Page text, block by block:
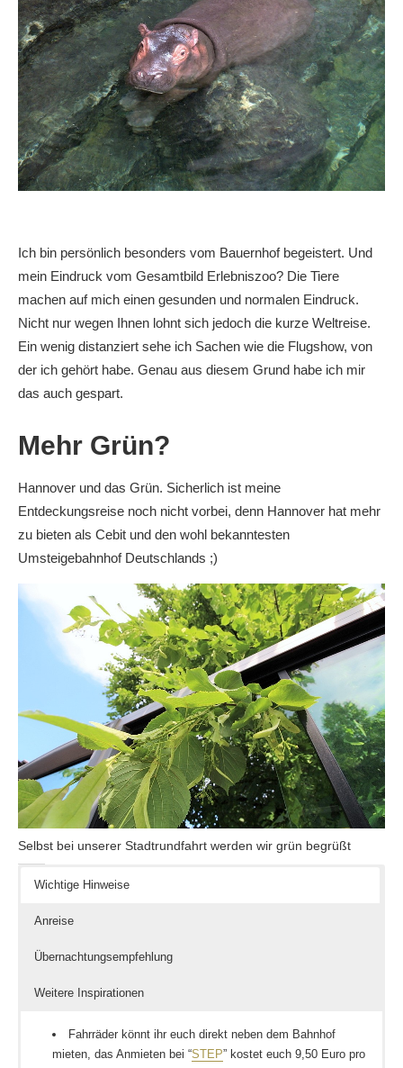
Ich bin persönlich besonders vom Bauernhof begeistert. Und
mein Eindruck vom Gesamtbild Erlebniszoo? Die Tiere
machen auf mich einen gesunden und normalen Eindruck.
Nicht nur wegen Ihnen lohnt sich jedoch die kurze Weltreise.
Ein wenig distanziert sehe ich Sachen wie die Flugshow, von
der ich gehört habe. Genau aus diesem Grund habe ich mir
das auch gespart.
Mehr Grün?
Hannover und das Grün. Sicherlich ist meine
Entdeckungsreise noch nicht vorbei, denn Hannover hat mehr
zu bieten als Cebit und den wohl bekanntesten
Umsteigebahnhof Deutschlands ;)
Selbst bei unserer Stadtrundfahrt werden wir grün begrüßt
Wichtige Hinweise
Anreise
Übernachtungsempfehlung
Weitere Inspirationen
Fahrräder könnt ihr euch direkt neben dem Bahnhof
mieten, das Anmieten bei “STEP” kostet euch 9,50 Euro pro